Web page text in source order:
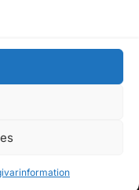
| Tipsa
Alla rättigheter